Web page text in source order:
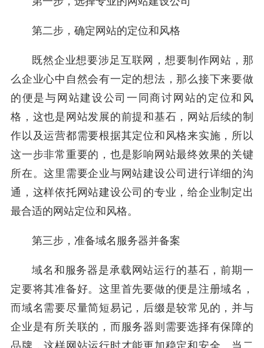
第二步，确定网站的定位和风格
既然企业想要涉足互联网，想要制作网站，那
么企业心中自然会有一定的想法，那么接下来要做
的便是与网站建设公司一同商讨网站的定位和风
格，这也是网站发展的前提和基石，网站后续的制
作以及运营都需要根据其定位和风格来实施，所以
这一步非常重要的，也是影响网站最终效果的关键
所在。这里需要企业与网站建设公司进行详细的沟
通，这样依托网站建设公司的专业，给企业制定出
最合适的网站定位和风格。
第三步，准备域名服务器并备案
域名和服务器是承载网站运行的基石，前期一
定要将其准备好。这里首先要做的便是注册域名，
而域名需要尽量简短易记，后缀是较常见的，并与
企业是有所关联的，而服务器则需要选择有保障的
品牌，这样网站运行时才能更加稳定和安全。当二